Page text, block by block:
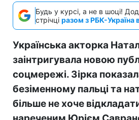
Будь у курсі, а не в шоці!
стрічці разом з РБК-Україна
Українська акторка
заінтригувала новою
соцмережі. Зірка
безіменному пальці та
більше не хоче